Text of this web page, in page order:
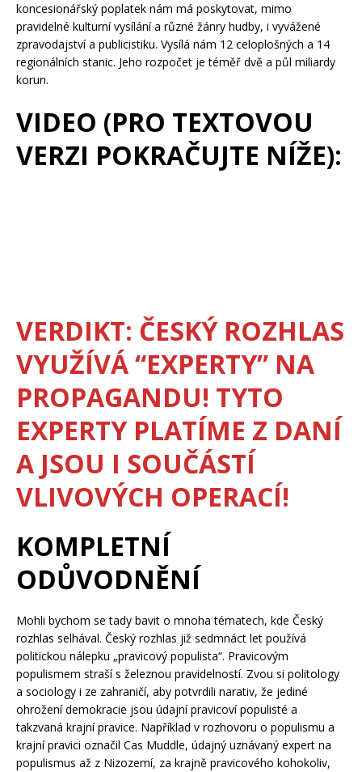
koncesionářský poplatek nám má poskytovat, mimo
pravidelné kulturní vysílání a různé žánry hudby, i vyvážené
zpravodajství a publicistiku. Vysílá nám 12 celoplošných a 14
regionálních stanic. Jeho rozpočet je téměř dvě a půl miliardy
korun.
VIDEO (PRO TEXTOVOU
VERZI POKRAČUJTE NÍŽE):
VERDIKT: ČESKÝ ROZHLAS
VYUŽÍVÁ “EXPERTY” NA
PROPAGANDU! TYTO
EXPERTY PLATÍME Z DANÍ
A JSOU I SOUČÁSTÍ
VLIVOVÝCH OPERACÍ!
KOMPLETNÍ
ODŮVODNĚNÍ
Mohli bychom se tady bavit o mnoha tématech, kde Český
rozhlas selhával. Český rozhlas již sedmnáct let používá
politickou nálepku „pravicový populista“. Pravicovým
populismem straší s železnou pravidelností. Zvou si politology
a sociology i ze zahraničí, aby potvrdili narativ, že jediné
ohrožení demokracie jsou údajní pravicoví populisté a
takzvaná krajní pravice. Například v rozhovoru o populismu a
krajní pravici označil Cas Muddle, údajný uznávaný expert na
populismus až z Nizozemí, za krajně pravicového kohokoliv,